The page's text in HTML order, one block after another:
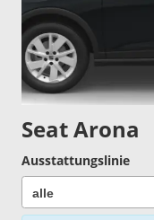
Seat Arona
Ausstattungslinie